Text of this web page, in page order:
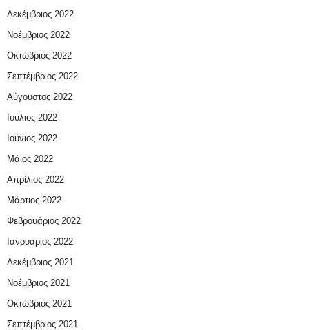
Δεκέμβριος 2022
Νοέμβριος 2022
Οκτώβριος 2022
Σεπτέμβριος 2022
Αύγουστος 2022
Ιούλιος 2022
Ιούνιος 2022
Μάιος 2022
Απρίλιος 2022
Μάρτιος 2022
Φεβρουάριος 2022
Ιανουάριος 2022
Δεκέμβριος 2021
Νοέμβριος 2021
Οκτώβριος 2021
Σεπτέμβριος 2021